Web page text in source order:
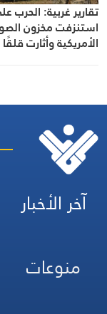
تقارير غربية: الحرب
استنزفت مخزون
الأمريكية وأثارت
آخر الأخبار
منوعات